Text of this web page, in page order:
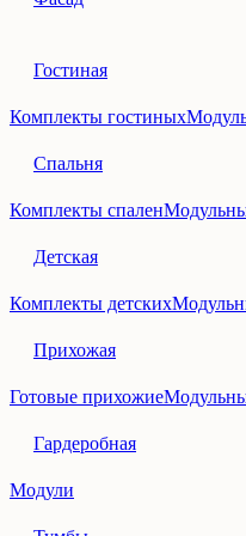
Гостиная
Комплекты гостиных
Спальня
Комплекты спален
Детская
Комплекты детских
Прихожая
Готовые прихожие
Гардеробная
Модули